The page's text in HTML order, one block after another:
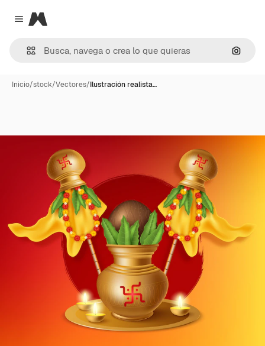
Close menu
Magnific
Inicio/stock/Vectores/Ilustración realista…